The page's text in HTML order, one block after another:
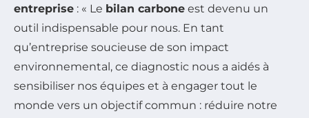
entreprise : « Le bilan carbone est devenu un
outil indispensable pour nous. En tant
qu’entreprise soucieuse de son impact
environnemental, ce diagnostic nous a aidés à
sensibiliser nos équipes et à engager tout le
monde vers un objectif commun : réduire notre